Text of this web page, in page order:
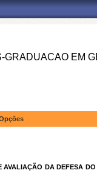
EM
DA DEFESA